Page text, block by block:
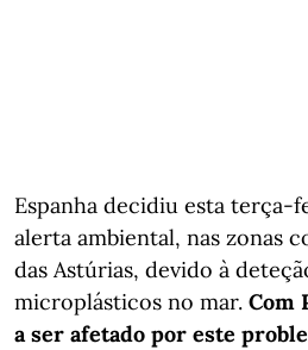
Espanha decidiu esta terça-
alerta ambiental, nas zonas
das Astúrias, devido à
microplásticos no mar. Com
a ser afetado por este